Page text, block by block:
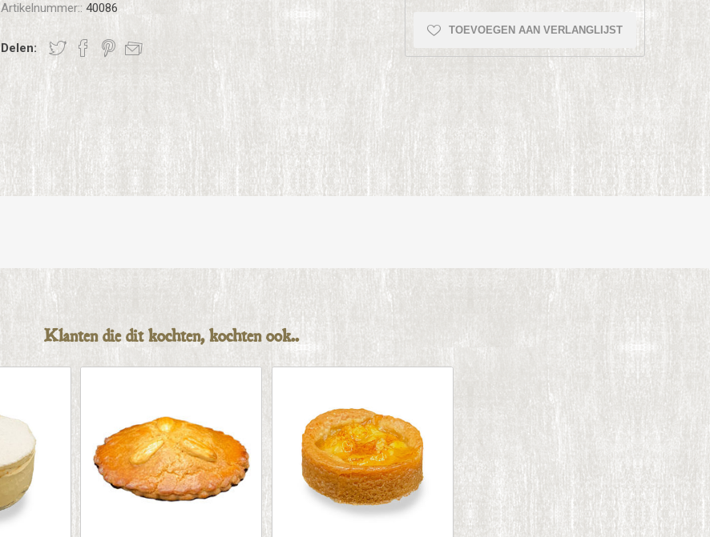
Artikelnummer:: 40086
Delen:
TOEVOEGEN AAN VERLANGLIJST
Klanten die dit kochten, kochten ook..